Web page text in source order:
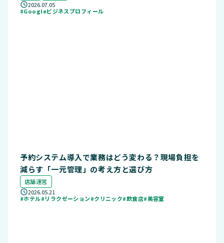
2026.07.05
#Googleビジネスプロフィール
予約システム導入で業務はどう変わる？現場負担を
減らす「一元管理」の考え方と選び方
店舗運営
2026.05.21
#ホテル#リラクゼーション#クリニック#飲食店#美容室